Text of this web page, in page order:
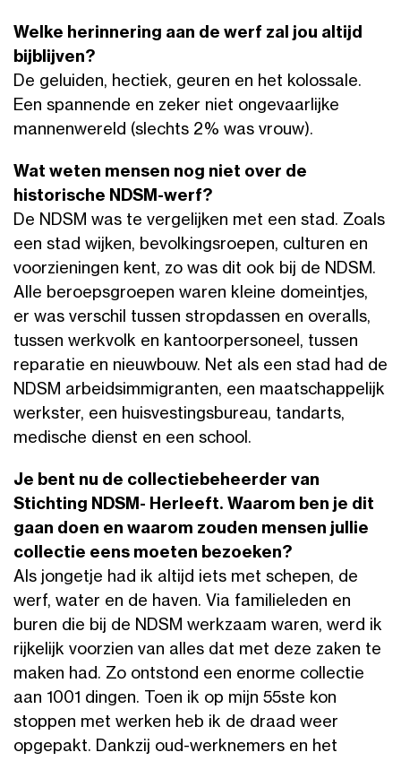
Welke herinnering aan de werf zal jou altijd
bijblijven?
De geluiden, hectiek, geuren en het kolossale.
Een spannende en zeker niet ongevaarlijke
mannenwereld (slechts 2% was vrouw).
Wat weten mensen nog niet over de
historische NDSM-werf?
De NDSM was te vergelijken met een stad. Zoals
een stad wijken, bevolkingsroepen, culturen en
voorzieningen kent, zo was dit ook bij de NDSM.
Alle beroepsgroepen waren kleine domeintjes,
er was verschil tussen stropdassen en overalls,
tussen werkvolk en kantoorpersoneel, tussen
reparatie en nieuwbouw. Net als een stad had de
NDSM arbeidsimmigranten, een maatschappelijk
werkster, een huisvestingsbureau, tandarts,
medische dienst en een school.
Je bent nu de collectiebeheerder van
Stichting NDSM- Herleeft. Waarom ben je dit
gaan doen en waarom zouden mensen jullie
collectie eens moeten bezoeken?
Als jongetje had ik altijd iets met schepen, de
werf, water en de haven. Via familieleden en
buren die bij de NDSM werkzaam waren, werd ik
rijkelijk voorzien van alles dat met deze zaken te
maken had. Zo ontstond een enorme collectie
aan 1001 dingen. Toen ik op mijn 55ste kon
stoppen met werken heb ik de draad weer
opgepakt. Dankzij oud-werknemers en het